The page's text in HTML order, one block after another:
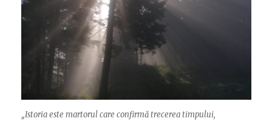
„Istoria este martorul care confirmă trecerea timpului,